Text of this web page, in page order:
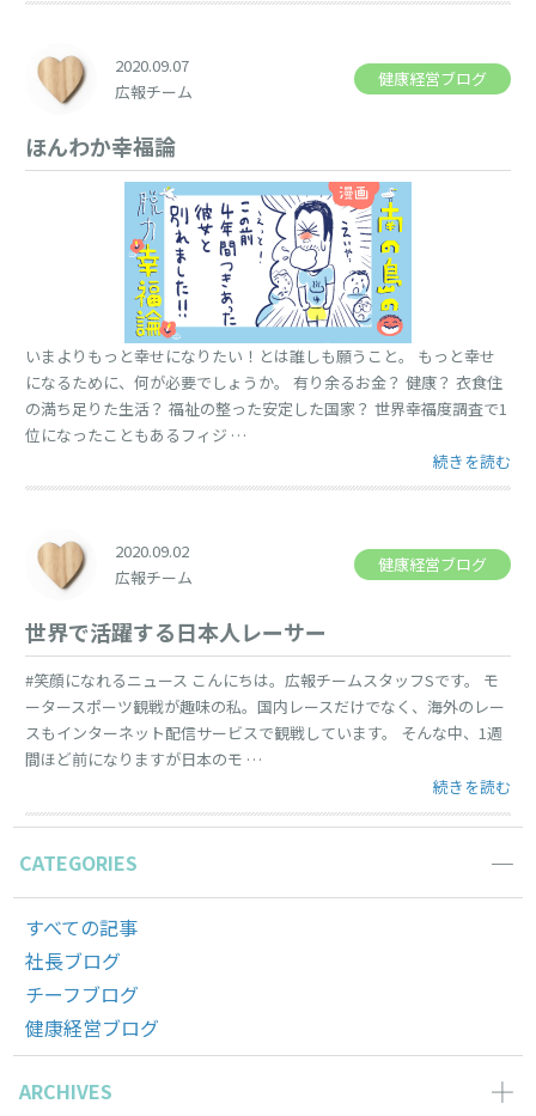
2020.09.07
広報チーム
健康経営ブログ
ほんわか幸福論
いまよりもっと幸せになりたい！とは誰しも願うこと。 もっと幸せ
になるために、何が必要でしょうか。 有り余るお金？ 健康？ 衣食住
の満ち足りた生活？ 福祉の整った安定した国家？ 世界幸福度調査で1
位になったこともあるフィジ …
“ほんわか幸福
続きを読む
2020.09.02
広報チーム
健康経営ブログ
世界で活躍する日本人レーサー
#笑顔になれるニュース こんにちは。広報チームスタッフSです。 モ
ータースポーツ観戦が趣味の私。国内レースだけでなく、海外のレー
スもインターネット配信サービスで観戦しています。 そんな中、1週
間ほど前になりますが日本のモ …
“世界で活躍
続きを読む
CATEGORIES
すべての記事
社長ブログ
チーフブログ
健康経営ブログ
ARCHIVES